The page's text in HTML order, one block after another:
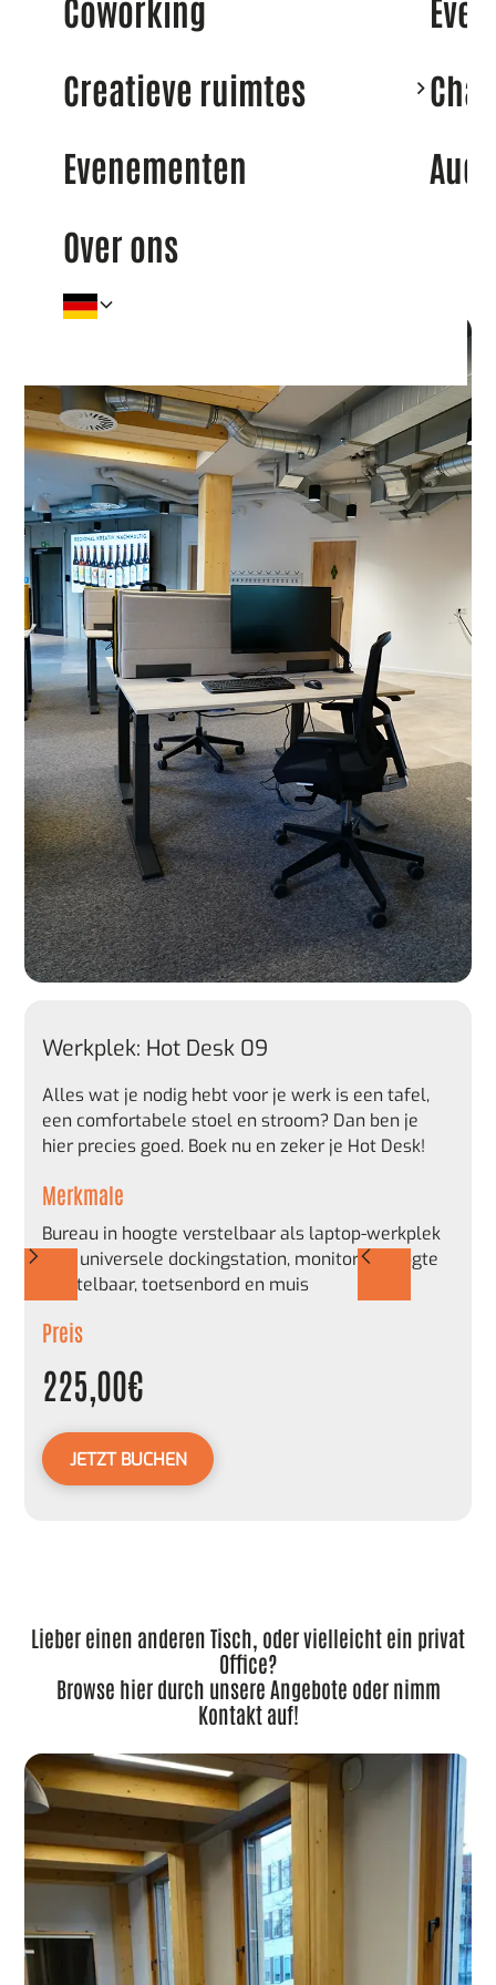
Coworking
Creatieve ruimtes
Evenementen
Over ons
Zeker jouw werkplek
vandaag nog!
Werkplek: Hot Desk 09
Alles wat je nodig hebt voor je werk is een tafel,
een comfortabele stoel en stroom? Dan ben je
hier precies goed. Boek nu en zeker je Hot Desk!
Merkmale
Bureau in hoogte verstelbaar als laptop-werkplek
met universele dockingstation, monitor in hoogte
verstelbaar, toetsenbord en muis
Preis
225,00€
JETZT BUCHEN
Lieber einen anderen Tisch, oder vielleicht ein privat
Office?
Browse hier durch unsere Angebote oder nimm
Kontakt auf!